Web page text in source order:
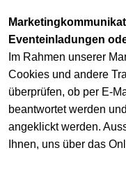
Eventeinladungen
Im Rahmen unserer
Cookies und andere
überprüfen, ob per E-
beantwortet werden
angeklickt werden.
Ihnen, uns über das